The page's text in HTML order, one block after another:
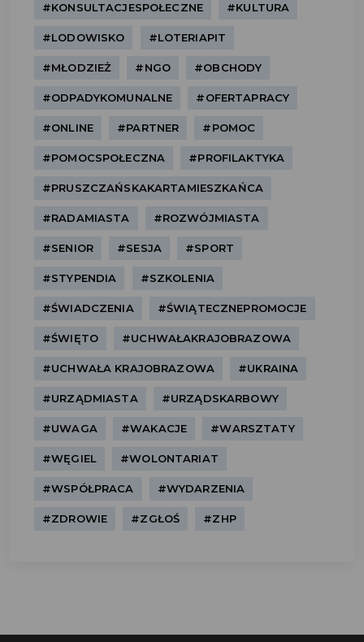
#KONSULTACJESPOŁECZNE #KULTURA
#LODOWISKO #LOTERIAPIT
#MŁODZIEŻ #NGO #OBCHODY
#ODPADYKOMUNALNE #OFERTAPRACY
#ONLINE #PARTNER #POMOC
#POMOCSPOŁECZNA #PROFILAKTYKA
#PRUSZCZAŃSKAKARTAMIESZKAŃCA
#RADAMIASTA #ROZWÓJMIASTA
#SENIOR #SESJA #SPORT
#STYPENDIA #SZKOLENIA
#ŚWIADCZENIA #ŚWIĄTECZNEPROMOCJE
#ŚWIĘTO #UCHWAŁAKRAJOBRAZOWA
#UCHWAŁA KRAJOBRAZOWA #UKRAINA
#URZĄDMIASTA #URZĄDSKARBOWY
#UWAGA #WAKACJE #WARSZTATY
#WĘGIEL #WOLONTARIAT
#WSPÓŁPRACA #WYDARZENIA
#ZDROWIE #ZGŁOŚ #ZHP